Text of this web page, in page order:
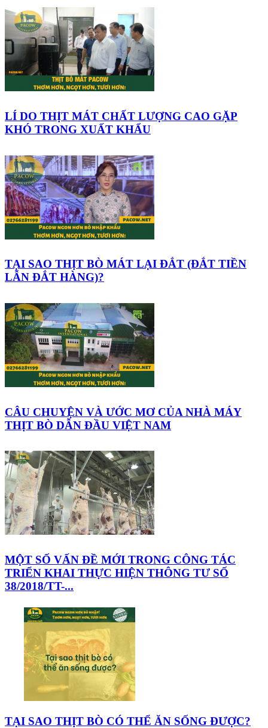
LÍ DO THỊT MÁT CHẤT LƯỢNG CAO GẶP
KHÓ TRONG XUẤT KHẨU
TẠI SAO THỊT BÒ MÁT LẠI ĐẮT (ĐẮT TIỀN
LẪN ĐẮT HÀNG)?
CÂU CHUYỆN VÀ ƯỚC MƠ CỦA NHÀ MÁY
THỊT BÒ DẪN ĐẦU VIỆT NAM
MỘT SỐ VẤN ĐỀ MỚI TRONG CÔNG TÁC
TRIỂN KHAI THỰC HIỆN THÔNG TƯ SỐ
38/2018/TT-...
TẠI SAO THỊT BÒ CÓ THỂ ĂN SỐNG ĐƯỢC?